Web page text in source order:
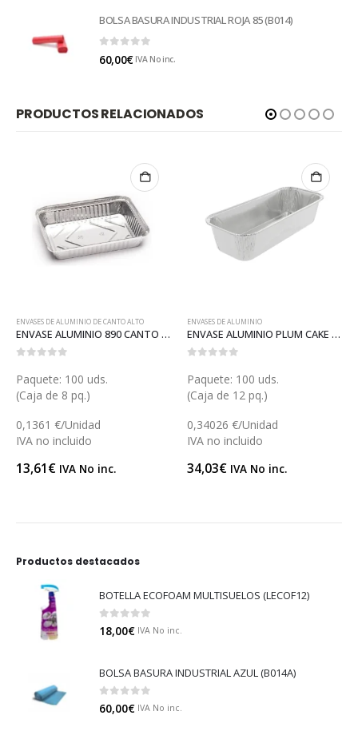
BOLSA BASURA INDUSTRIAL ROJA 85 (B014)
0 out of 5
60,00€ IVA No inc.
PRODUCTOS RELACIONADOS
ENVASES DE ALUMINIO
Paquete: 100 uds.
(Caja de 12 pq.)
0,34026 €/Unidad
IVA no incluido
34,03€ IVA No inc.
ENVASES DE ALUMINIO
Caja: 2.000 uds.
IVA no incluido
Productos destacados
BOTELLA ECOFOAM MULTISUELOS (LECOF12)
0 out of 5
18,00€ IVA No inc.
BOLSA BASURA INDUSTRIAL AZUL (B014A)
0out of 5
60,00€ IVA No inc.